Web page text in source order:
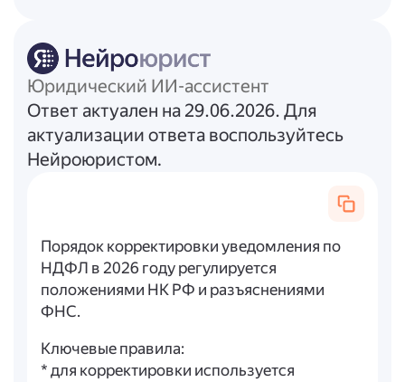
Юридический ИИ-ассистент
Ответ актуален на 29.06.2026. Для
актуализации ответа воспользуйтесь
Нейроюристом.
Порядок корректировки уведомления по
НДФЛ в 2026 году регулируется
положениями НК РФ и разъяснениями
ФНС.
Ключевые правила:
* для корректировки используется